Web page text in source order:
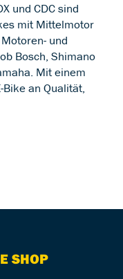
und CDC sind
mit Mittelmotor
und
Bosch, Shimano
Mit einem
an Qualität,
SHOP